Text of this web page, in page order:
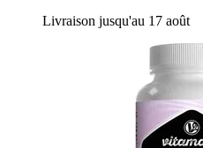
Livraison jusqu'au 17 août